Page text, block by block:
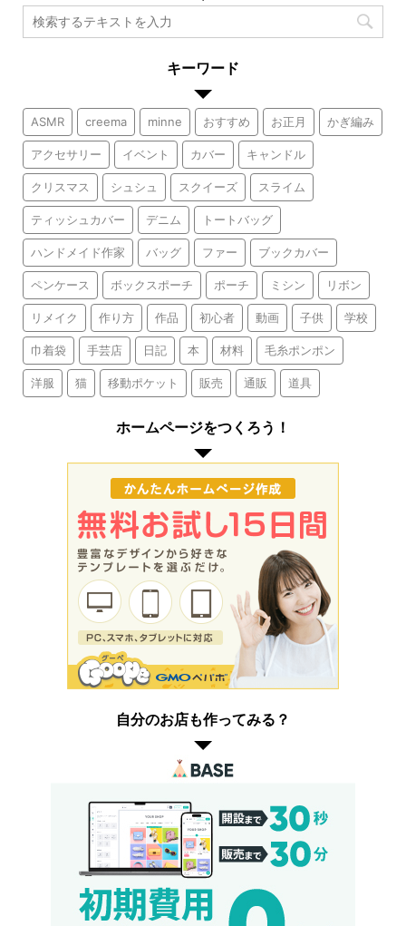
キーワード
ASMR creema minne おすすめ お正月 かぎ編み
アクセサリー イベント カバー キャンドル
クリスマス シュシュ スクイーズ スライム
ティッシュカバー デニム トートバッグ
ハンドメイド作家 バッグ ファー ブックカバー
ペンケース ボックスポーチ ポーチ ミシン リボン
リメイク 作り方 作品 初心者 動画 子供 学校
巾着袋 手芸店 日記 本 材料 毛糸ポンポン
洋服 猫 移動ポケット 販売 通販 道具
ホームページをつくろう！
自分のお店も作ってみる？